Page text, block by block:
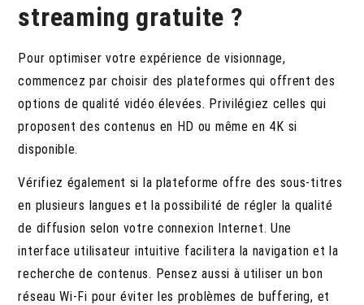
streaming gratuite ?
Pour optimiser votre expérience de visionnage,
commencez par choisir des plateformes qui offrent des
options de qualité vidéo élevées. Privilégiez celles qui
proposent des contenus en HD ou même en 4K si
disponible.
Vérifiez également si la plateforme offre des sous-titres
en plusieurs langues et la possibilité de régler la qualité
de diffusion selon votre connexion Internet. Une
interface utilisateur intuitive facilitera la navigation et la
recherche de contenus. Pensez aussi à utiliser un bon
réseau Wi-Fi pour éviter les problèmes de buffering, et